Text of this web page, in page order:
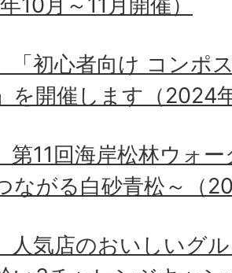
「初心者向け コンポ
を開催します（2024
第11回海岸松林ウォ
ながる白砂青松～（
人気店のおいしいグ